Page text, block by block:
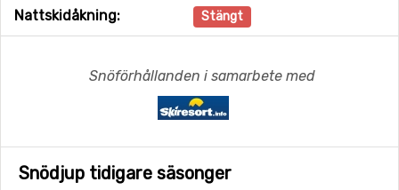
Nattskidåkning: Stängt
Snöförhållanden i samarbete med
Snödjup tidigare säsonger